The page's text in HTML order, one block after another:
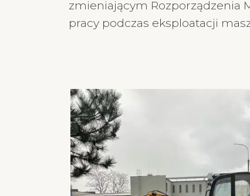
zmieniającym Rozporządzenia
pracy podczas eksploatacji